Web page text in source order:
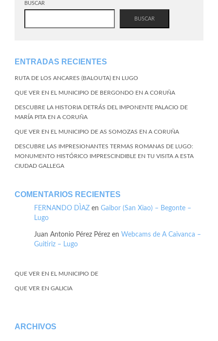
BUSCAR
BUSCAR
ENTRADAS RECIENTES
RUTA DE LOS ANCARES (BALOUTA) EN LUGO
QUE VER EN EL MUNICIPIO DE BERGONDO EN A CORUÑA
DESCUBRE LA HISTORIA DETRÁS DEL IMPONENTE PALACIO DE
MARÍA PITA EN A CORUÑA
QUE VER EN EL MUNICIPIO DE AS SOMOZAS EN A CORUÑA
DESCUBRE LAS IMPRESIONANTES TERMAS ROMANAS DE LUGO:
MONUMENTO HISTÓRICO IMPRESCINDIBLE EN TU VISITA A ESTA
CIUDAD GALLEGA
COMENTARIOS RECIENTES
FERNANDO DÌAZ en Gaibor (San Xiao) – Begonte –
Lugo
Juan Antonio Pérez Pérez en Webcams de A Caivanca –
Guitiriz – Lugo
QUE VER EN EL MUNICIPIO DE
QUE VER EN GALICIA
ARCHIVOS